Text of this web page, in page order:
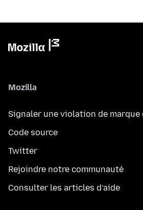
Mozilla
Signaler une violation de marque
Code source
Twitter
Rejoindre notre communauté
Consulter les articles d’aide